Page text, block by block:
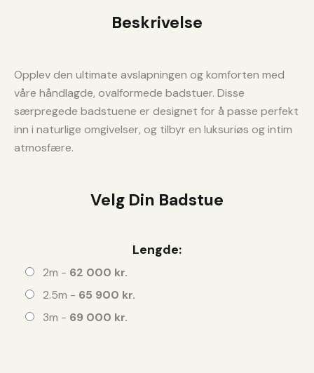
Beskrivelse
Opplev den ultimate avslapningen og komforten med
våre håndlagde, ovalformede badstuer. Disse
særpregede badstuene er designet for å passe perfekt
inn i naturlige omgivelser, og tilbyr en luksuriøs og intim
atmosfære.
Velg Din Badstue
Lengde:
2m - 62 000 kr.
2.5m - 65 900 kr.
3m - 69 000 kr.